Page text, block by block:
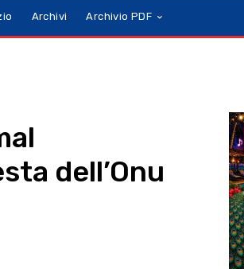
Archivi Archivio PDF
dell’Onu